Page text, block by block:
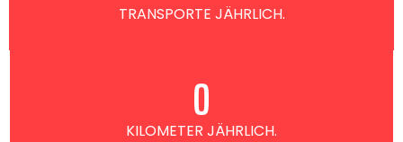
TRANSPORTE JÄHRLICH.
KILOMETER JÄHRLICH.
0